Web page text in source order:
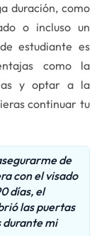
duración, como
o incluso un
estudiante es
como la
y optar a la
continuar tu
de
con el visado
días, el
las puertas
durante mi